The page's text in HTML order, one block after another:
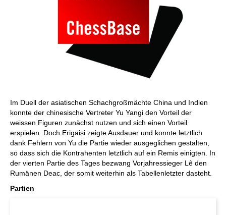
Im Duell der asiatischen Schachgroßmächte China und Indien
konnte der chinesische Vertreter Yu Yangi den Vorteil der
weissen Figuren zunächst nutzen und sich einen Vorteil
erspielen. Doch Erigaisi zeigte Ausdauer und konnte letztlich
dank Fehlern von Yu die Partie wieder ausgeglichen gestalten,
so dass sich die Kontrahenten letztlich auf ein Remis einigten. In
der vierten Partie des Tages bezwang Vorjahressieger Lê den
Rumänen Deac, der somit weiterhin als Tabellenletzter dasteht.
Partien